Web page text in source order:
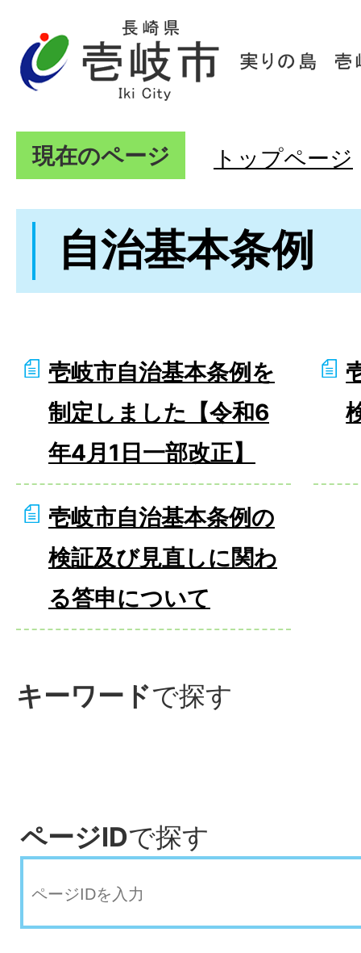
現在のページ トップページ
自治基本条例
壱岐市自治基本条例を
制定しました【令和6
年4月1日一部改正】
壱岐市自治基本条例の
検証及び見直しに関わ
る答申について
キーワードで探す
ページIDで探す